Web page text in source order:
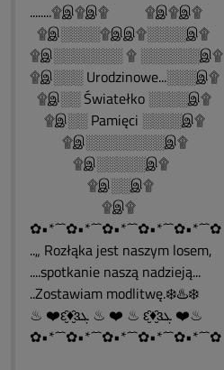
........۩இ۩இ۩ ۩இ۩இ۩
۩இ░░░░۩இஇ۩░░░░இ۩
۩இ░░░░░░░ ۩ ░░░░░░இ۩
۩இ░░░ Urodzinowe...░░░இ۩
۩இ░░ Światełko ░░░░இ۩
۩இ░░ Pamięci ░░░░இ۩
۩இ░░░░░░░░இ۩
۩இ░░░░░இ۩
۩இ░░இ۩
۩இ۩
✿•*´¯`✿•*´¯`✿•*´¯`✿•*´¯`✿•*´¯`✿
..„ Rozłąka jest naszym losem,
....spotkanie naszą nadzieją...
..Zostawiam modlitwę.❄️♨️❄️
♨ ❤️ԑ̮̑♦̮̑ɜܓ ♨ ❤️ ♨ ԑ̮̑♦̮̑ɜܓ ❤️♨
✿•*´¯`✿•*´¯`✿•*´¯`✿•*´¯`✿•*´¯`✿